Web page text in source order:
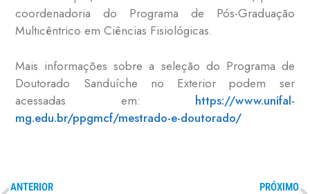
coordenadoria do Programa de Pós-Graduação
Multicêntrico em Ciências Fisiológicas.
Mais informações sobre a seleção do Programa de
Doutorado Sanduíche no Exterior podem ser
acessadas em: https://www.unifal-
mg.edu.br/ppgmcf/mestrado-e-doutorado/
ANTERIOR PRÓXIMO